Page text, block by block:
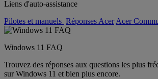
Liens d'auto-assistance
Pilotes et manuels Réponses Acer Acer
Windows 11 FAQ
Trouvez des réponses aux questions les plus
sur Windows 11 et bien plus encore.